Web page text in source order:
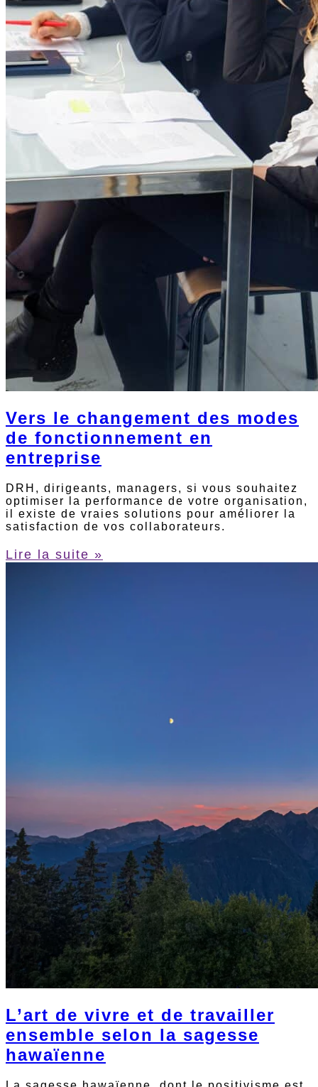
Vers le changement des modes
de fonctionnement en
entreprise
DRH, dirigeants, managers, si vous souhaitez
optimiser la performance de votre organisation,
il existe de vraies solutions pour améliorer la
satisfaction de vos collaborateurs.
Lire la suite »
L’art de vivre et de travailler
ensemble selon la sagesse
hawaïenne